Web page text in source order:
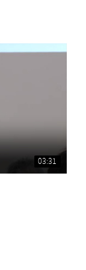
03:31